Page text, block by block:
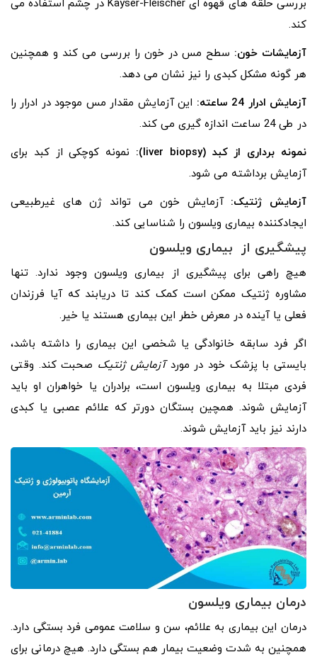
بررسی حلقه های قهوه ای Kayser-Fleischer در چشم استفاده می
کند.
آزمایشات خون: سطح مس در خون را بررسی می کند و همچنین
هر گونه مشکل کبدی را نیز نشان می دهد.
آزمایش ادرار 24 ساعته:
این آزمایش مقدار مس موجود در ادرار را
در طی 24 ساعت اندازه گیری می کند.
نمونه برداری از کبد (liver biopsy):
نمونه کوچکی از کبد برای
آزمایش برداشته می شود.
آزمایش ژنتیک: آزمایش خون می‌ تواند ژن‌ های غیرطبیعی
ایجادکننده بیماری ویلسون را شناسایی کند.
پیشگیری از بیماری ویلسون
هیچ راهی برای پیشگیری از بیماری ویلسون وجود ندارد. تنها
مشاوره ژنتیک ممکن است کمک کند تا دریابند که آیا فرزندان
فعلی یا آینده در معرض خطر این بیماری هستند یا خیر.
اگر فرد سابقه خانوادگی یا شخصی این بیماری را داشته باشد،
بایستی با پزشک خود در موردآزمایش ژنتیک صحبت کند. وقتی
فردی مبتلا به بیماری ویلسون است، برادران یا خواهران او باید
آزمایش شوند. همچین بستگان دورتر که علائم عصبی یا کبدی
دارند نیز باید آزمایش شوند.
درمان بیماری ویلسون
درمان این بیماری به علائم، سن و سلامت عمومی فرد بستگی دارد.
همچنین به شدت وضعیت بیمار هم بستگی دارد. هیچ درمانی برای